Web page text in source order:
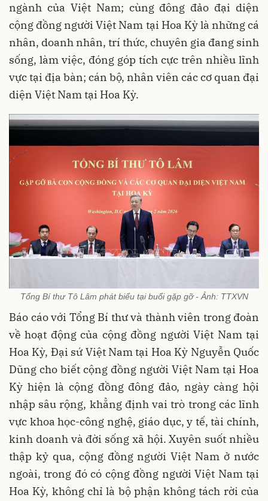
ngành của Việt Nam; cùng đông đảo đại diện
cộng đồng người Việt Nam tại Hoa Kỳ là những cá
nhân, doanh nhân, trí thức, chuyên gia đang sinh
sống, làm việc, đóng góp tích cực trên nhiều lĩnh
vực tại địa bàn; cán bộ, nhân viên các cơ quan đại
diện Việt Nam tại Hoa Kỳ.
Tổng Bí thư Tô Lâm phát biểu tại buổi gặp gỡ - Ảnh: TTXVN
Báo cáo với Tổng Bí thư và thành viên trong đoàn
về hoạt động của cộng đồng người Việt Nam tại
Hoa Kỳ, Đại sứ Việt Nam tại Hoa Kỳ Nguyễn Quốc
Dũng cho biết cộng đồng người Việt Nam tại Hoa
Kỳ hiện là cộng đồng đông đảo, ngày càng hội
nhập sâu rộng, khẳng định vai trò trong các lĩnh
vực khoa học-công nghệ, giáo dục, y tế, tài chính,
kinh doanh và đời sống xã hội. Xuyên suốt nhiều
thập kỷ qua, cộng đồng người Việt Nam ở nước
ngoài, trong đó có cộng đồng người Việt Nam tại
Hoa Kỳ, không chỉ là bộ phận không tách rời của